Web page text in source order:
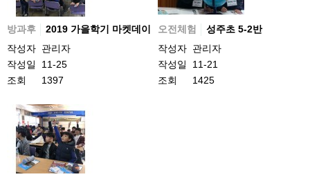
방과후
2019 가을학기 마켓데이
작성자 관리자
작성일
11-25
조회
1397
오전체험
성주초 5-2반
작성자 관리자
작성일
11-21
조회
1425